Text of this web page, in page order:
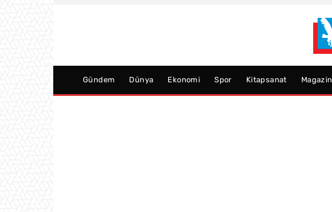
Gündem Dünya Ekonomi Spor Kitapsanat Magazin